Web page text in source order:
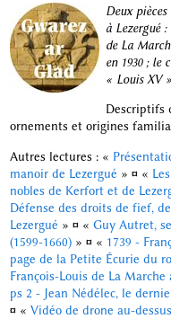
Deux
à Lezergué
de La
en 1930 ; le
« Louis XV
Descriptifs
ornements et origines
Autres lectures : «
manoir de Lezergué » ¤«
nobles de Kerfort et de
Défense des droits de fief,
Lezergué » ¤« Guy Autret,
(1599-1660)» ¤« 1739 -
page de la Petite Écurie du
François-Louis de La Marche
ps 2 - Jean Nédélec, le
¤« Vidéo de drone au-